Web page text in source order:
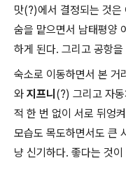
맛(?)에서 결정되는 것은
숨을 맡으면서 남태평양
하게 된다. 그리고 공항
숙소로 이동하면서 본 거
와 지프니 (?) 그리고 자
적 한 번 없이 서로 뒤엉
모습도 목도하면서도 큰
냥 신기하다. 좋다는 것